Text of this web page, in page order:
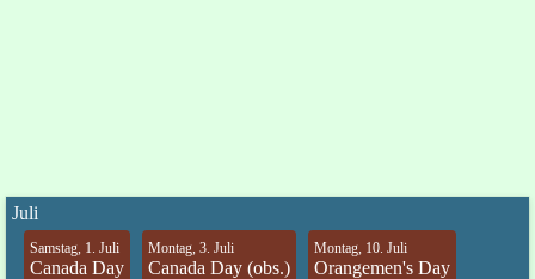
Juli
Samstag, 1. Juli
Canada Day
Montag, 3. Juli
Canada Day (obs.)
Montag, 10. Juli
Orangemen's Day